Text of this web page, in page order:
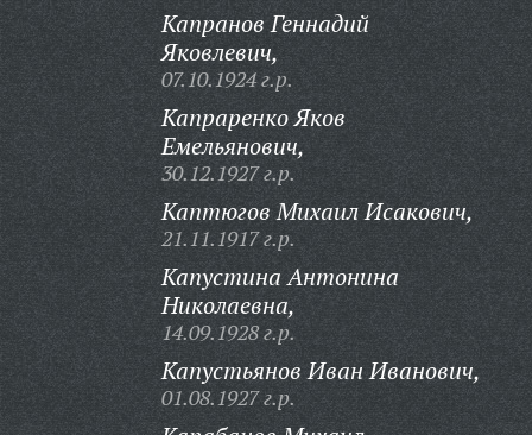
Капранов Геннадий
Яковлевич,
07.10.1924 г.р.
Капраренко Яков
Емельянович,
30.12.1927 г.р.
Каптюгов Михаил Исакович,
21.11.1917 г.р.
Капустина Антонина
Николаевна,
14.09.1928 г.р.
Капустьянов Иван Иванович,
01.08.1927 г.р.